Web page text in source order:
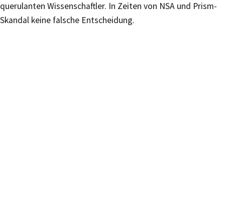
querulanten Wissenschaftler. In Zeiten von NSA und Prism-
Skandal keine falsche Entscheidung.